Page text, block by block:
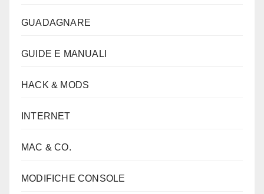
GUADAGNARE
GUIDE E MANUALI
HACK & MODS
INTERNET
MAC & CO.
MODIFICHE CONSOLE